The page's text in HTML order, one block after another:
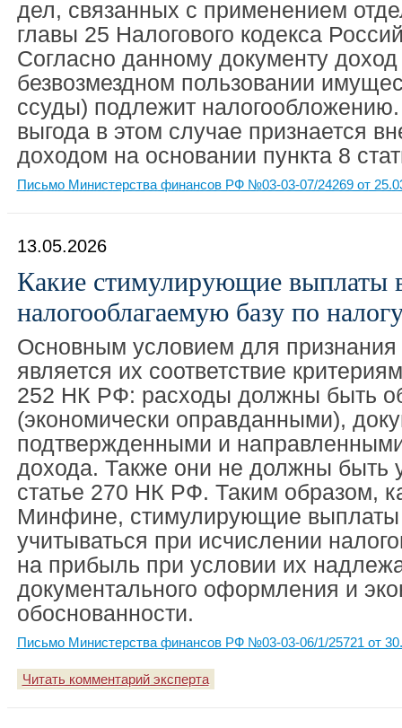
дел, связанных с применением
главы 25 Налогового кодекса
Согласно данному документу
безвозмездном пользовании
ссуды) подлежит
выгода в этом случае признается
доходом на основании пункта 8
Письмо Министерства финансов РФ №03-03-07/24269 от
13.05.2026
Какие стимулирующие выплаты
налогооблагаемую базу по
Основным условием для признания
является их соответствие
252 НК РФ: расходы должны быть
(экономически оправданными),
подтвержденными и
дохода. Также они не должны быть
статье 270 НК РФ. Таким образом,
Минфине, стимулирующие выплаты
учитываться при исчислении
на прибыль при условии их
документального оформления и
обоснованности.
Письмо Министерства финансов РФ №03-03-06/1/25721 от
Читать комментарий эксперта